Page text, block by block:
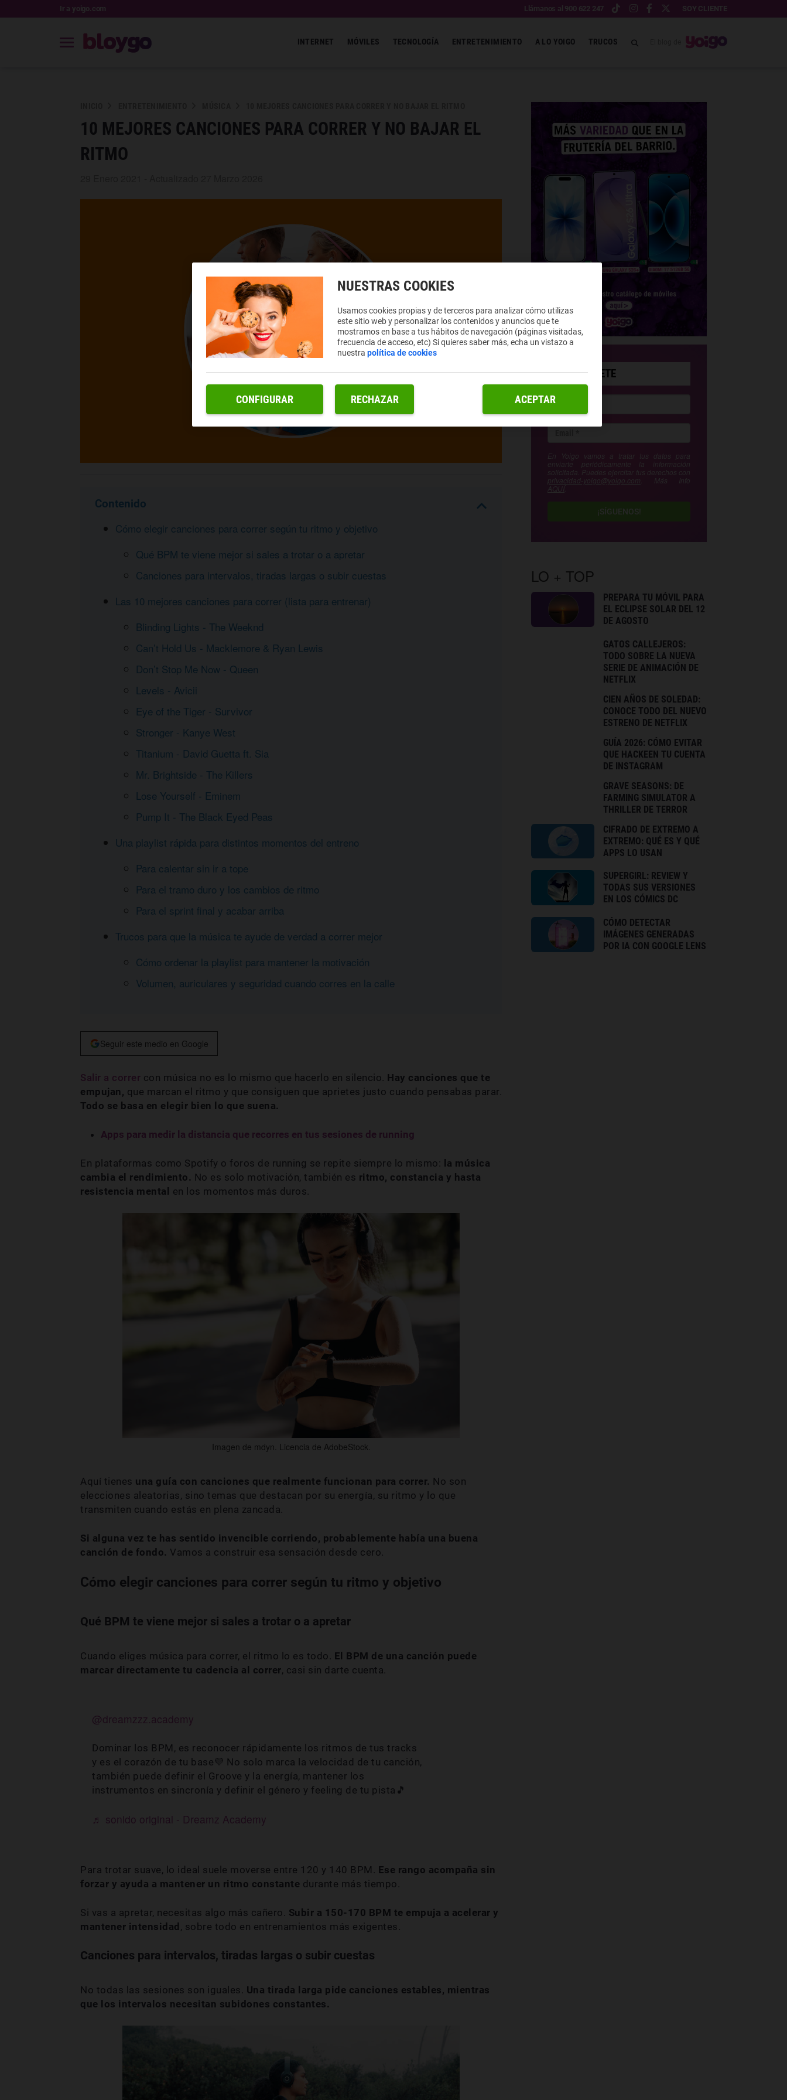
Ir a yoigo.com Llámanos al 900 622 247 SOY CLIENTE
INTERNET MÓVILES TECNOLOGÍA ENTRETENIMIENTO A LO YOIGO TRUCOS
10 MEJORES CANCIONES PARA CORRER Y NO BAJAR EL
RITMO
Contenido
Cómo elegir canciones para correr según tu ritmo y objetivo
Qué BPM te viene mejor si sales a trotar o a apretar
Canciones para intervalos, tiradas largas o subir cuestas
Las 10 mejores canciones para correr (lista para entrenar)
Blinding Lights - The Weeknd
Can’t Hold Us - Macklemore & Ryan Lewis
Don’t Stop Me Now - Queen
Levels - Avicii
Eye of the Tiger - Survivor
Stronger - Kanye West
Titanium - David Guetta ft. Sia
Mr. Brightside - The Killers
Lose Yourself - Eminem
Pump It - The Black Eyed Peas
Una playlist rápida para distintos momentos del entreno
Para calentar sin ir a tope
Para el tramo duro y los cambios de ritmo
Para el sprint final y acabar arriba
Trucos para que la música te ayude de verdad a correr mejor
Cómo ordenar la playlist para mantener la motivación
Volumen, auriculares y seguridad cuando corres en la calle
Seguir este medio en Google
Salir a correr con música no es lo mismo que hacerlo en silencio. Hay canciones que te
empujan, que marcan el ritmo y que consiguen que aprietes justo cuando pensabas parar.
Todo se basa en elegir bien lo que suena.
Apps para medir la distancia que recorres en tus sesiones de running
En plataformas como Spotify o foros de running se repite siempre lo mismo: la música
cambia el rendimiento. No es solo motivación, también es ritmo, constancia y hasta
resistencia mental en los momentos más duros.
Imagen de mdyn. Licencia de AdobeStock.
Aquí tienes una guía con canciones que realmente funcionan para correr. No son
elecciones aleatorias, sino temas que destacan por su energía, su ritmo y lo que
transmiten cuando estás en plena zancada.
Si alguna vez te has sentido invencible corriendo, probablemente había una buena
canción de fondo. Vamos a construir esa sensación desde cero.
Cómo elegir canciones para correr según tu ritmo y objetivo
Qué BPM te viene mejor si sales a trotar o a apretar
Cuando eliges música para correr, el ritmo lo es todo. El BPM de una canción puede
marcar directamente tu cadencia al correr, casi sin darte cuenta.
@dreamzzz.academy
Dominar los BPM, es reconocer rápidamente los ritmos de tus tracks
y es el corazón de tu base💜 No solo marca la velocidad de tu canción,
también puede definir el Groove y la energía, mantener los
instrumentos en sincronía y definir el género y feeling de tu pista🎵
♬ sonido original - Dreamz Academy
Para trotar suave, lo ideal suele moverse entre 120 y 140 BPM. Ese rango acompaña sin
forzar y ayuda a mantener un ritmo constante durante más tiempo.
Si vas a apretar, necesitas algo más cañero. Subir a 150-170 BPM te empuja a acelerar y
mantener intensidad , sobre todo en entrenamientos más exigentes.
Canciones para intervalos, tiradas largas o subir cuestas
No todas las sesiones son iguales. Una tirada larga pide canciones estables, mientras
que los intervalos necesitan subidones constantes.
SUSCRÍBETE
En Yoigo vamos a tratar tus datos para
enviarte periódicamente la información
solicitada. Puedes ejercitar tus derechos con
privacidad-yoigo@yoigo.com . Más Info
AQUÍ
¡SÍGUENOS!
LO + TOP
PREPARA TU MÓVIL PARA
EL ECLIPSE SOLAR DEL 12
DE AGOSTO
GATOS CALLEJEROS:
TODO SOBRE LA NUEVA
SERIE DE ANIMACIÓN DE
NETFLIX
CIEN AÑOS DE SOLEDAD:
CONOCE TODO DEL NUEVO
ESTRENO DE NETFLIX
GUÍA 2026: CÓMO EVITAR
QUE HACKEEN TU CUENTA
DE INSTAGRAM
GRAVE SEASONS: DE
FARMING SIMULATOR A
THRILLER DE TERROR
CIFRADO DE EXTREMO A
EXTREMO: QUÉ ES Y QUÉ
APPS LO USAN
SUPERGIRL: REVIEW Y
TODAS SUS VERSIONES
EN LOS CÓMICS DC
CÓMO DETECTAR
IMÁGENES GENERADAS
POR IA CON GOOGLE LENS
NUESTRAS COOKIES
Usamos cookies propias y de terceros para analizar cómo utilizas
este sitio web y personalizar los contenidos y anuncios que te
mostramos en base a tus hábitos de navegación (páginas visitadas,
frecuencia de acceso, etc) Si quieres saber más, echa un vistazo a
nuestrapolítica de cookies
RECHAZAR ACEPTAR
CONFIGURAR